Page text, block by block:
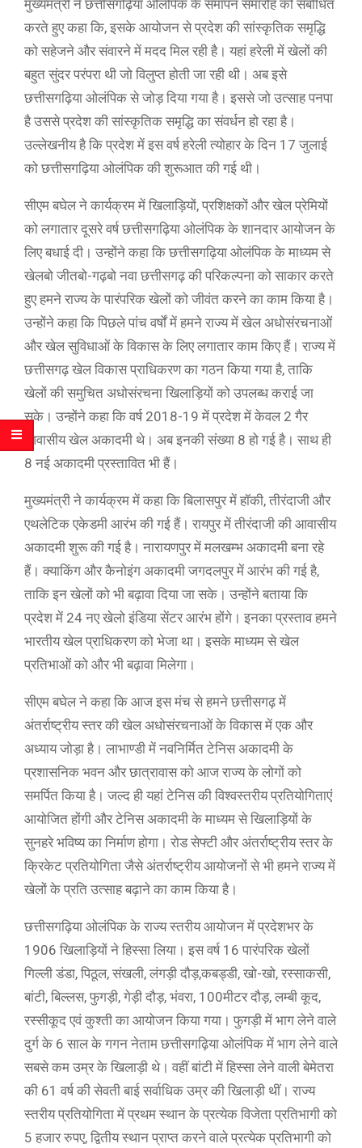
मुख्यमंत्री ने छत्तीसगढ़िया ओलंपिक के समापन समारोह को संबोधित
करते हुए कहा कि, इसके आयोजन से प्रदेश की सांस्कृतिक समृद्धि
को सहेजने और संवारने में मदद मिल रही है। यहां हरेली में खेलों की
बहुत सुंदर परंपरा थी जो विलुप्त होती जा रही थी। अब इसे
छत्तीसगढ़िया ओलंपिक से जोड़ दिया गया है। इससे जो उत्साह पनपा
है उससे प्रदेश की सांस्कृतिक समृद्धि का संवर्धन हो रहा है।
उल्लेखनीय है कि प्रदेश में इस वर्ष हरेली त्योहार के दिन 17 जुलाई
को छत्तीसगढ़िया ओलंपिक की शुरूआत की गई थी।
सीएम बघेल ने कार्यक्रम में खिलाड़ियों, प्रशिक्षकों और खेल प्रेमियों
को लगातार दूसरे वर्ष छत्तीसगढ़िया ओलंपिक के शानदार आयोजन के
लिए बधाई दी। उन्होंने कहा कि छत्तीसगढ़िया ओलंपिक के माध्यम से
खेलबो जीतबो-गढ़बो नवा छत्तीसगढ़ की परिकल्पना को साकार करते
हुए हमने राज्य के पारंपरिक खेलों को जीवंत करने का काम किया है।
उन्होंने कहा कि पिछले पांच वर्षों में हमने राज्य में खेल अधोसंरचनाओं
और खेल सुविधाओं के विकास के लिए लगातार काम किए हैं। राज्य में
छत्तीसगढ़ खेल विकास प्राधिकरण का गठन किया गया है, ताकि
खेलों की समुचित अधोसंरचना खिलाड़ियों को उपलब्ध कराई जा
सके। उन्होंने कहा कि वर्ष 2018-19 में प्रदेश में केवल 2 गैर
आवासीय खेल अकादमी थे। अब इनकी संख्या 8 हो गई है। साथ ही
8 नई अकादमी प्रस्तावित भी हैं।
मुख्यमंत्री ने कार्यक्रम में कहा कि बिलासपुर में हॉकी, तीरंदाजी और
एथलेटिक एकेडमी आरंभ की गई हैं। रायपुर में तीरंदाजी की आवासीय
अकादमी शुरू की गई है। नारायणपुर में मलखम्भ अकादमी बना रहे
हैं। क्याकिंग और कैनोइंग अकादमी जगदलपुर में आरंभ की गई है,
ताकि इन खेलों को भी बढ़ावा दिया जा सके। उन्होंने बताया कि
प्रदेश में 24 नए खेलो इंडिया सेंटर आरंभ होंगे। इनका प्रस्ताव हमने
भारतीय खेल प्राधिकरण को भेजा था। इसके माध्यम से खेल
प्रतिभाओं को और भी बढ़ावा मिलेगा।
सीएम बघेल ने कहा कि आज इस मंच से हमने छत्तीसगढ़ में
अंतर्राष्ट्रीय स्तर की खेल अधोसंरचनाओं के विकास में एक और
अध्याय जोड़ा है। लाभाण्डी में नवनिर्मित टेनिस अकादमी के
प्रशासनिक भवन और छात्रावास को आज राज्य के लोगों को
समर्पित किया है। जल्द ही यहां टेनिस की विश्वस्तरीय प्रतियोगिताएं
आयोजित होंगी और टेनिस अकादमी के माध्यम से खिलाड़ियों के
सुनहरे भविष्य का निर्माण होगा। रोड सेफ्टी और अंतर्राष्ट्रीय स्तर के
क्रिकेट प्रतियोगिता जैसे अंतर्राष्ट्रीय आयोजनों से भी हमने राज्य में
खेलों के प्रति उत्साह बढ़ाने का काम किया है।
छत्तीसगढ़िया ओलंपिक के राज्य स्तरीय आयोजन में प्रदेशभर के
1906 खिलाड़ियों ने हिस्सा लिया। इस वर्ष 16 पारंपरिक खेलों
गिल्ली डंडा, पिठूल, संखली, लंगड़ी दौड़,कबड्डी, खो-खो, रस्साकसी,
बांटी, बिल्लस, फुगड़ी, गेड़ी दौड़, भंवरा, 100मीटर दौड़, लम्बी कूद,
रस्सीकूद एवं कुश्ती का आयोजन किया गया। फुगड़ी में भाग लेने वाले
दुर्ग के 6 साल के गगन नेताम छत्तीसगढ़िया ओलंपिक में भाग लेने वाले
सबसे कम उम्र के खिलाड़ी थे। वहीं बांटी में हिस्सा लेने वाली बेमेतरा
की 61 वर्ष की सेवती बाई सर्वाधिक उम्र की खिलाड़ी थीं। राज्य
स्तरीय प्रतियोगिता में प्रथम स्थान के प्रत्येक विजेता प्रतिभागी को
5 हजार रुपए, द्वितीय स्थान प्राप्त करने वाले प्रत्येक प्रतिभागी को